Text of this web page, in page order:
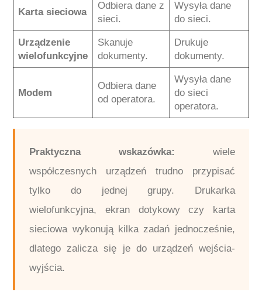
Karta sieciowa
Odbiera dane z
sieci.
Wysyła dane
do sieci.
Urządzenie
wielofunkcyjne
Skanuje
dokumenty.
Drukuje
dokumenty.
Modem
Odbiera dane
od operatora.
Wysyła dane
do sieci
operatora.
Praktyczna wskazówka:
wiele
współczesnych urządzeń trudno przypisać
tylko do jednej grupy. Drukarka
wielofunkcyjna, ekran dotykowy czy karta
sieciowa wykonują kilka zadań jednocześnie,
dlatego zalicza się je do urządzeń wejścia-
wyjścia.